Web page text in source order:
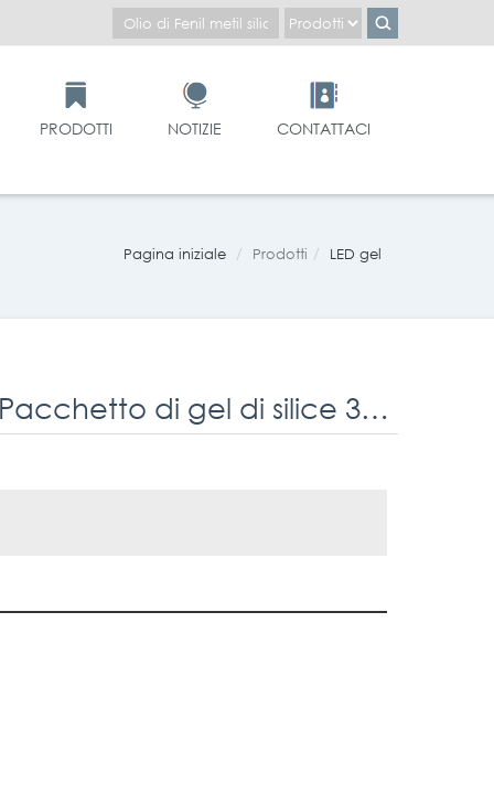
PRODOTTI NOTIZIE CONTATTACI
Pagina iniziale Prodotti LED gel
IL Basso Indice di rifrazione Metil - tipo di Pacchetto di gel di silice 34365 Iota